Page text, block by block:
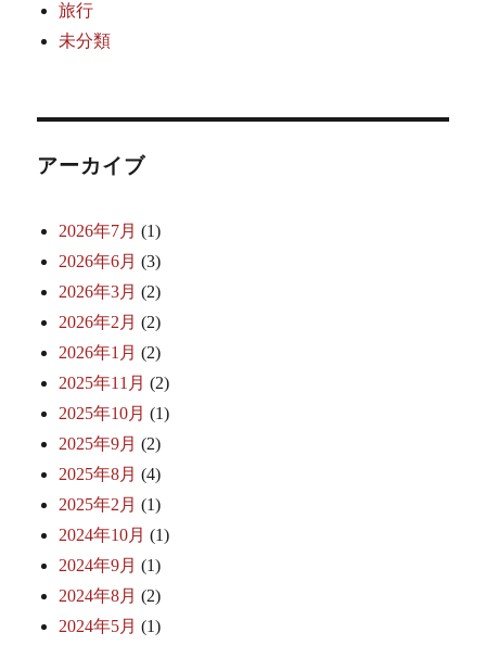
旅行
未分類
アーカイブ
2026年7月 (1)
2026年6月 (3)
2026年3月 (2)
2026年2月 (2)
2026年1月 (2)
2025年11月 (2)
2025年10月 (1)
2025年9月 (2)
2025年8月 (4)
2025年2月 (1)
2024年10月 (1)
2024年9月 (1)
2024年8月 (2)
2024年5月 (1)